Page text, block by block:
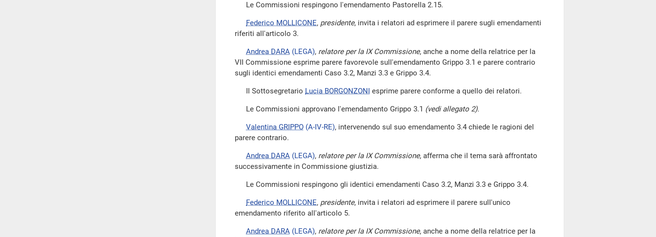
Le Commissioni respingono l'emendamento Pastorella 2.15.
Federico MOLLICONE, presidente, invita i relatori ad esprimere il parere sugli emendamenti
riferiti all'articolo 3.
Andrea DARA (LEGA), relatore per la IX Commissione, anche a nome della relatrice per la
VII Commissione esprime parere favorevole sull'emendamento Grippo 3.1 e parere contrario
sugli identici emendamenti Caso 3.2, Manzi 3.3 e Grippo 3.4.
Il Sottosegretario Lucia BORGONZONI esprime parere conforme a quello dei relatori.
Le Commissioni approvano l'emendamento Grippo 3.1 (vedi allegato 2).
Valentina GRIPPO (A-IV-RE), intervenendo sul suo emendamento 3.4 chiede le ragioni del
parere contrario.
Andrea DARA (LEGA), relatore per la IX Commissione, afferma che il tema sarà affrontato
successivamente in Commissione giustizia.
Le Commissioni respingono gli identici emendamenti Caso 3.2, Manzi 3.3 e Grippo 3.4.
Federico MOLLICONE, presidente, invita i relatori ad esprimere il parere sull'unico
emendamento riferito all'articolo 5.
Andrea DARA (LEGA), relatore per la IX Commissione, anche a nome della relatrice per la